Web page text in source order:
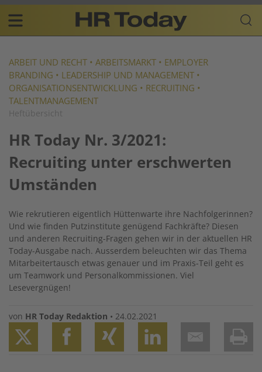
Skip
content
Plattform
für
Resources
navigation
DE
ARBEIT UND RECHT • ARBEITSMARKT • EMPLOYER
BRANDING • LEADERSHIP UND MANAGEMENT •
ORGANISATIONSENTWICKLUNG • RECRUITING •
TALENTMANAGEMENT
Heftübersicht
HR Today Nr. 3/2021:
Recruiting unter erschwerten
Umständen
Wie rekrutieren eigentlich Hüttenwarte ihre Nachfolgerinnen?
Und wie finden Putzinstitute genügend Fachkräfte? Diesen
und anderen Recruiting-Fragen gehen wir in der aktuellen HR
Today-Ausgabe nach. Ausserdem beleuchten wir das Thema
Mitarbeitertausch etwas genauer und im Praxis-Teil geht es
um Teamwork und Personalkommissionen. Viel
Lesevergnügen!
von HR Today Redaktion • 24.02.2021